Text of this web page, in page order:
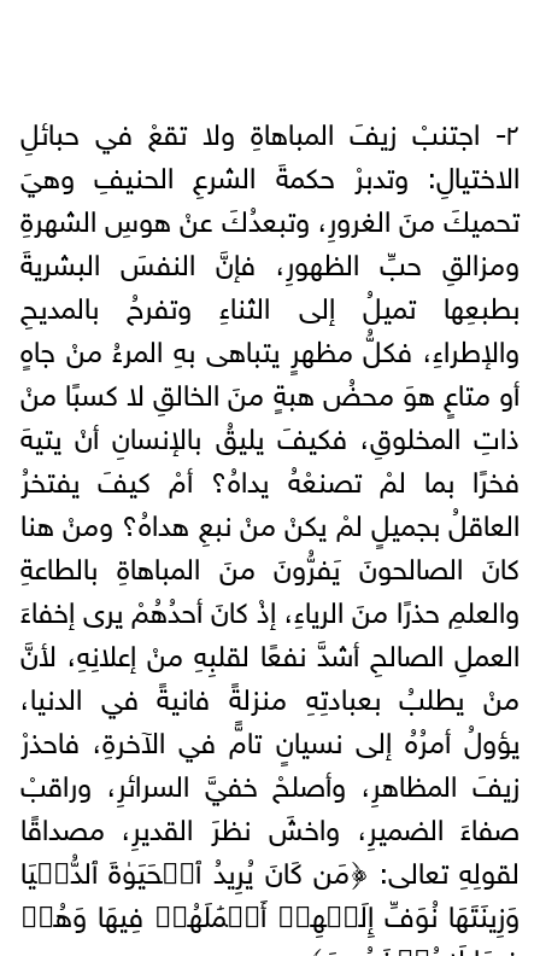
٢- اجتنبْ زيفَ المباهاةِ ولا تقعْ في حبائلِ
الاختيالِ: وتدبرْ حكمةَ الشرعِ الحنيفِ وهيَ
تحميكَ منَ الغرورِ، وتبعدُكَ عنْ هوسِ الشهرةِ
ومزالقِ حبِّ الظهورِ، فإنَّ النفسَ البشريةَ
بطبعِها تميلُ إلى الثناءِ وتفرحُ بالمديحِ
والإطراءِ، فكلُّ مظهرٍ يتباهى بهِ المرءُ منْ جاهٍ
أو متاعٍ هوَ محضُ هبةٍ منَ الخالقِ لا كسبًا منْ
ذاتِ المخلوقِ، فكيفَ يليقُ بالإنسانِ أنْ يتيهَ
فخرًا بما لمْ تصنعْهُ يداهُ؟ أمْ كيفَ يفتخرُ
العاقلُ بجميلٍ لمْ يكنْ منْ نبعِ هداهُ؟ ومنْ هنا
كانَ الصالحونَ يَفرُّونَ منَ المباهاةِ بالطاعةِ
والعلمِ حذرًا منَ الرياءِ، إذْ كانَ أحدُهُمْ يرى إخفاءَ
العملِ الصالحِ أشدَّ نفعًا لقلبِهِ منْ إعلانِهِ، لأنَّ
منْ يطلبُ بعبادتِهِ منزلةً فانيةً في الدنيا،
يؤولُ أمرُهُ إلى نسيانٍ تامٍّ في الآخرةِ، فاحذرْ
زيفَ المظاهرِ، وأصلحْ خفيَّ السرائرِ، وراقبْ
صفاءَ الضميرِ، واخشَ نظرَ القديرِ، مصداقًا
لقولِهِ تعالى: ﴿مَن كَانَ یُرِیدُ ٱلۡحَیَوٰةَ ٱلدُّنۡیَا
وَزِینَتَهَا نُوَفِّ إِلَیۡهِمۡ أَعۡمَٰلَهُمۡ فِیهَا وَهُمۡ